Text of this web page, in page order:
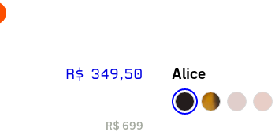
R$ 349,50
R$ 699
Alice